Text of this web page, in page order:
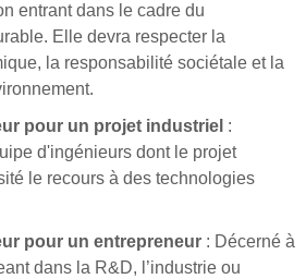
entrant dans le cadre du
Elle devra respecter la
la responsabilité sociétale et la
pour un projet industriel :
d'ingénieurs dont le projet
le recours à des technologies
pour un entrepreneur : Décerné à
dans la R&D, l’industrie ou